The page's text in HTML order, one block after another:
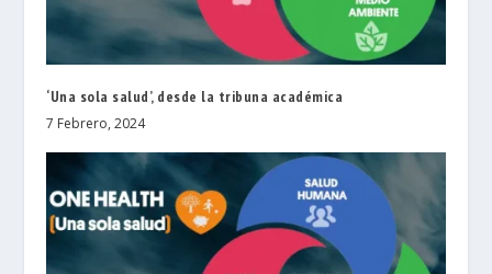
‘Una sola salud’, desde la tribuna académica
7 Febrero, 2024